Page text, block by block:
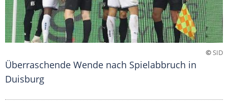
©SID
Überraschende Wende nach Spielabbruch in
Duisburg